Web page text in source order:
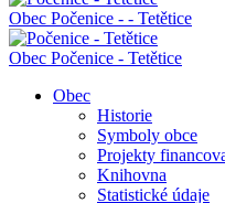
Obec Počenice - - Tetětice
Obec Počenice - Tetětice
Obec
Historie
Symboly obce
Projekty
Knihovna
Statistické údaje